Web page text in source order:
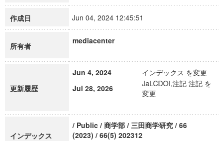
作成日 Jun 04, 2024 12:45:51
所有者
mediacenter
更新履歴
Jun 4, 2024
インデックス を変更
Jul 28, 2026
JaLCDOI,注記 注記 を
変更
インデックス
/ Public / 商学部 / 三田商学研究 / 66
(2023) / 66(5) 202312